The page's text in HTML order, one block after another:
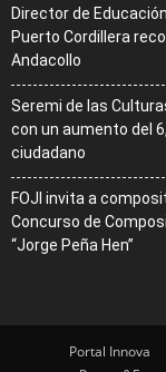
Director de
Puerto Cordillera
Andacollo
Seremi de las
con un aumento del
ciudadano
FOJI invita a
Concurso de
“Jorge Peña Hen”
Portal Innova